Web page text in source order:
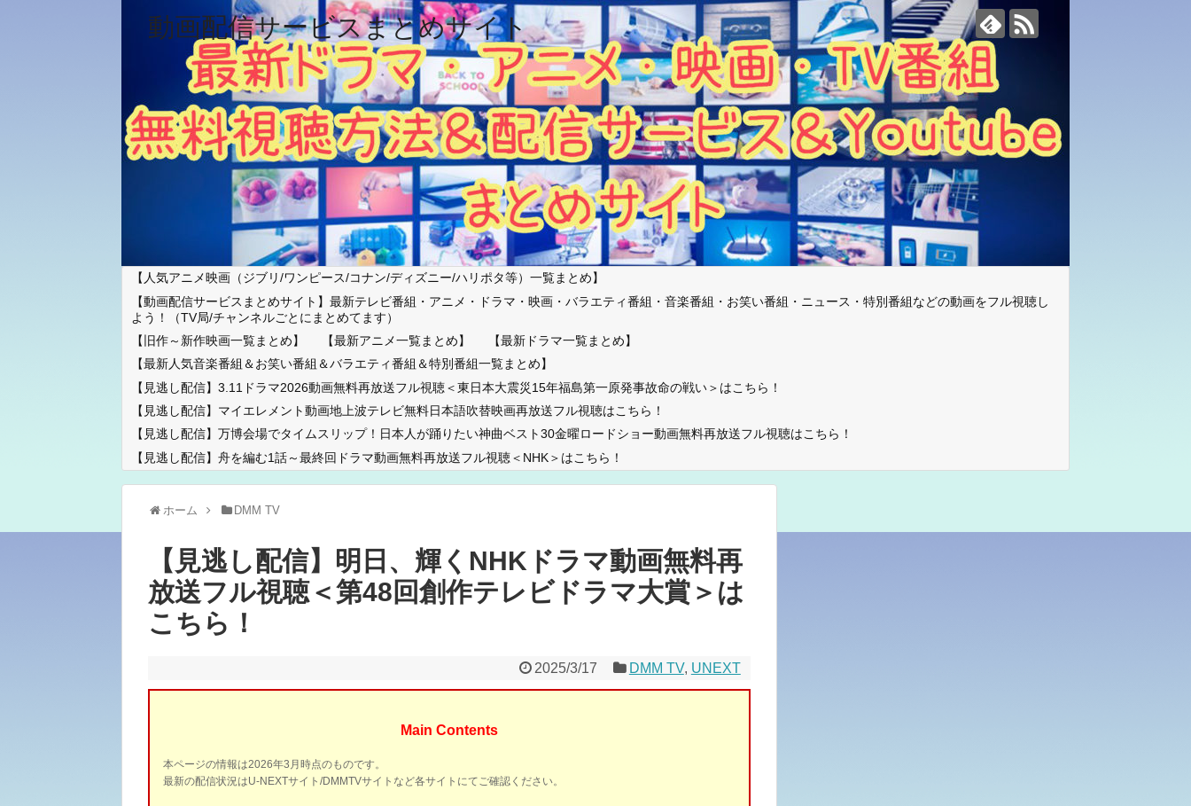
動画配信サービスまとめサイト
【人気アニメ映画（ジブリ/ワンピース/コナン/ディズニー/ハリポタ等）一覧まとめ】
【動画配信サービスまとめサイト】最新テレビ番組・アニメ・ドラマ・映画・バラエティ番組・音楽番組・お笑い番組・ニュース・特別番組などの動画をフル視聴し
よう！（TV局/チャンネルごとにまとめてます）
【旧作～新作映画一覧まとめ】
【最新アニメ一覧まとめ】
【最新ドラマ一覧まとめ】
【最新人気音楽番組＆お笑い番組＆バラエティ番組＆特別番組一覧まとめ】
【見逃し配信】3.11ドラマ2026動画無料再放送フル視聴＜東日本大震災15年福島第一原発事故命の戦い＞はこちら！
【見逃し配信】マイエレメント動画地上波テレビ無料日本語吹替映画再放送フル視聴はこちら！
【見逃し配信】万博会場でタイムスリップ！日本人が踊りたい神曲ベスト30金曜ロードショー動画無料再放送フル視聴はこちら！
【見逃し配信】舟を編む1話～最終回ドラマ動画無料再放送フル視聴＜NHK＞はこちら！
ホーム DMM TV
【見逃し配信】明日、輝くNHKドラマ動画無料再
放送フル視聴＜第48回創作テレビドラマ大賞＞は
こちら！
2025/3/17 DMM TV, UNEXT
Main Contents
本ページの情報は2026年3月時点のものです。
最新の配信状況はU-NEXTサイト/DMMTVサイトなど各サイトにてご確認ください。